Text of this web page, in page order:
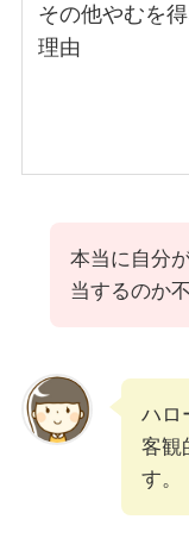
その他やむを
理由
本当に自分
当するのか
ハロ
客観
す。